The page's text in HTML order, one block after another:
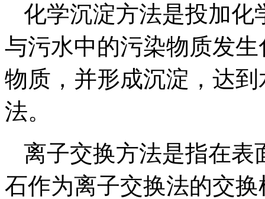
化学沉淀方法是投加化
与污水中的污染物质发
物质，并形成沉淀，达
法。
离子交换方法是指在表
石作为离子交换法的交